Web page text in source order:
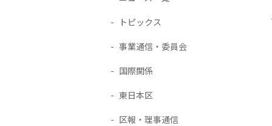
トピックス
事業通信・委員会
国際関係
東日本区
区報・理事通信